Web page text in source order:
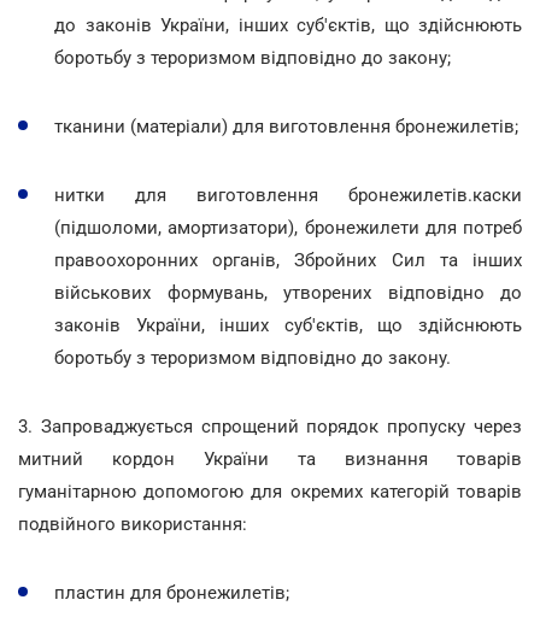
до законів України, інших суб'єктів, що здійснюють
боротьбу з тероризмом відповідно до закону;
тканини (матеріали) для виготовлення бронежилетів;
нитки для виготовлення бронежилетів.каски
(підшоломи, амортизатори), бронежилети для потреб
правоохоронних органів, Збройних Сил та інших
військових формувань, утворених відповідно до
законів України, інших суб'єктів, що здійснюють
боротьбу з тероризмом відповідно до закону.
3. Запроваджується спрощений порядок пропуску через
митний кордон України та визнання товарів
гуманітарною допомогою для окремих категорій товарів
подвійного використання:
пластин для бронежилетів;